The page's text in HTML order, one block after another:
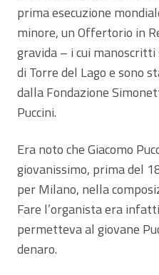
prima esecuzione
minore, un Offertorio in
gravida – i cui
di Torre del Lago e sono
dalla Fondazione
Puccini.
Era noto che Giacomo
giovanissimo, prima del
per Milano, nella
Fare l’organista era
permetteva al giovane
denaro.